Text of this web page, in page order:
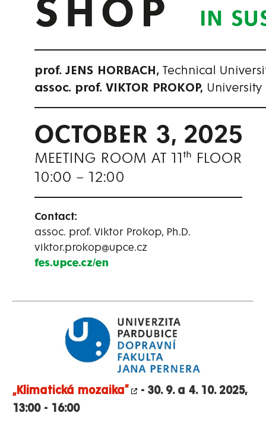
„Klimatická mozaika“
- 30. 9. a 4. 10. 2025,
13:00 - 16:00